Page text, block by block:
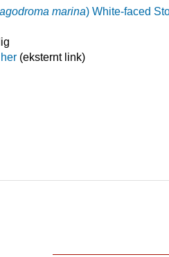
marina)White-faced
her (eksternt link)